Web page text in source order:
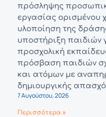
πρόσληψης
εργασίας ορισμένου
υλοποίηση της
υποστήριξη παιδιών
προσχολική
πρόσβαση παιδιών
και ατόμων με
δημιουργικής
7 Αυγούστου, 2026
Περισσότερα »